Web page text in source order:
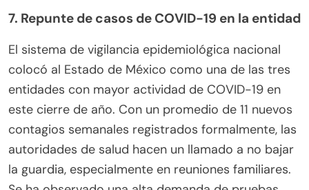
7. Repunte de casos de COVID-19 en la entidad
El sistema de vigilancia epidemiológica nacional
colocó al Estado de México como una de las tres
entidades con mayor actividad de COVID-19 en
este cierre de año. Con un promedio de 11 nuevos
contagios semanales registrados formalmente, las
autoridades de salud hacen un llamado a no bajar
la guardia, especialmente en reuniones familiares.